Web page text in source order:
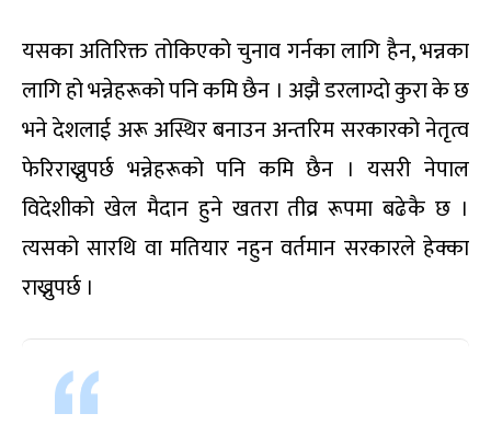
यसका अतिरिक्त तोकिएको चुनाव गर्नका लागि हैन, भन्नका
लागि हो भन्नेहरूको पनि कमि छैन । अझै डरलाग्दो कुरा के छ
भने देशलाई अरू अस्थिर बनाउन अन्तरिम सरकारको नेतृत्व
फेरिराख्नुपर्छ भन्नेहरूको पनि कमि छैन । यसरी नेपाल
विदेशीको खेल मैदान हुने खतरा तीव्र रूपमा बढेकै छ ।
त्यसको सारथि वा मतियार नहुन वर्तमान सरकारले हेक्का
राख्नुपर्छ ।